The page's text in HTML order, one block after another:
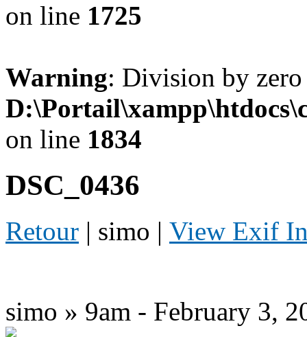
on line 1725
Warning: Division by
on line 1834
DSC_0436
Retour | simo | View Exif
simo » 9am - February 3,